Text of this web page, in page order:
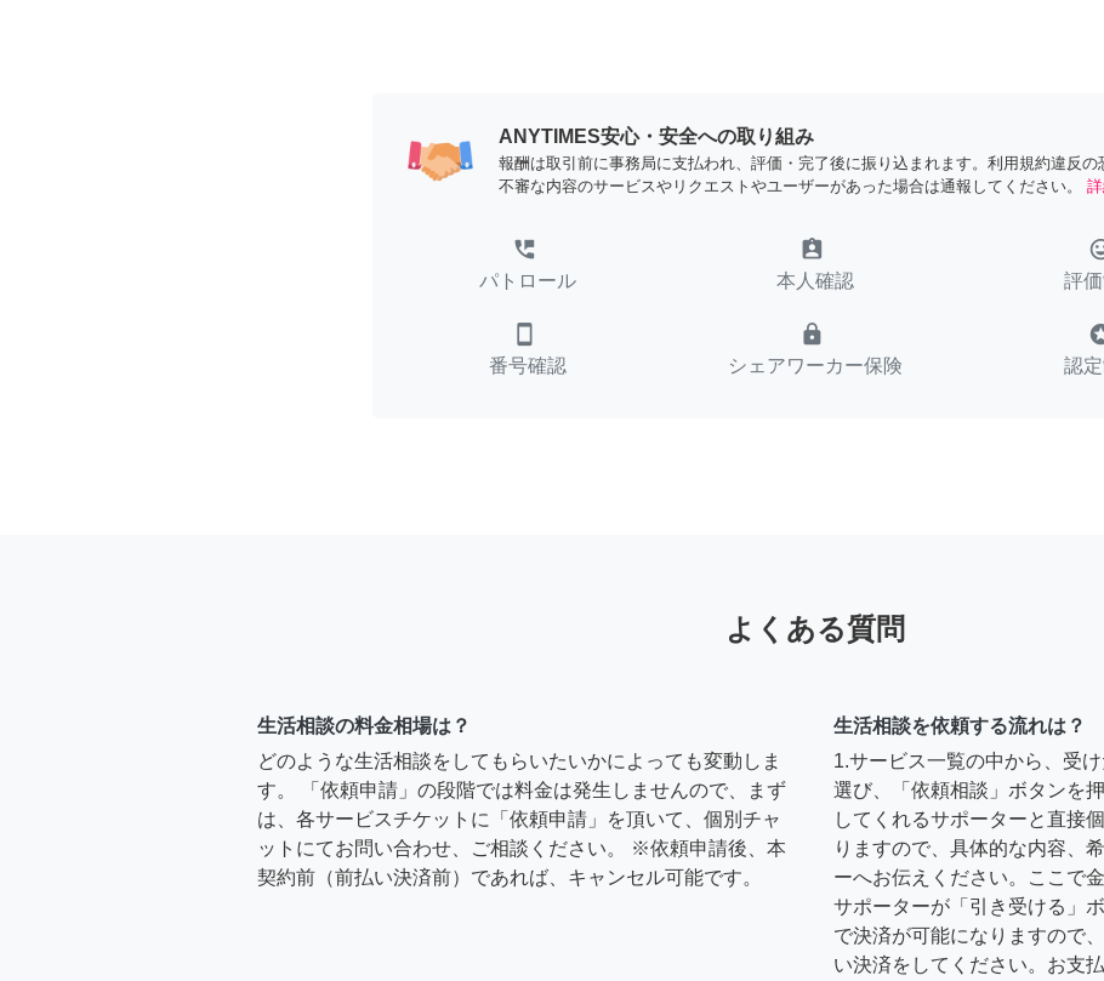
ANYTIMES安心・安全への取り組み
報酬は取引前に事務局に支払われ、評価・完了後に振り込まれます。利用規約違反の
不審な内容のサービスやリクエストやユーザーがあった場合は通報してください。
perm_phone_msg
パトロール
assignment_ind
本人確認 評
smartphone
番号確認
lock
シェアワーカー保険 認
よくある質問
生活相談の料金相場は？
どのような生活相談をしてもらいたいかによっても変動しま
す。 「依頼申請」の段階では料金は発生しませんので、まず
は、各サービスチケットに「依頼申請」を頂いて、個別チャ
ットにてお問い合わせ、ご相談ください。 ※依頼申請後、本
契約前（前払い決済前）であれば、キャンセル可能です。
生活相談を依頼する流れは？
1.サービス一覧の中から、受
選び、「依頼相談」ボタンを
してくれるサポーターと直接
りますので、具体的な内容、
ーへお伝えください。ここで
サポーターが「引き受ける」
で決済が可能になりますので
い決済をしてください。お支